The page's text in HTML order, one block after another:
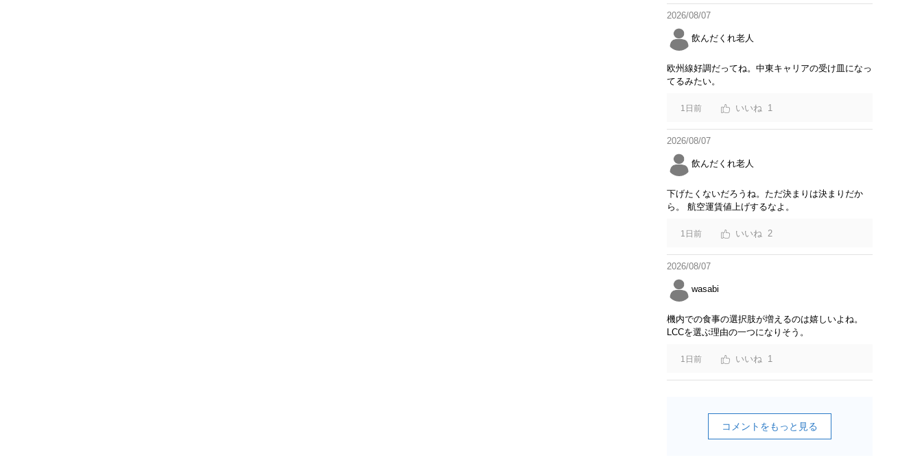
2026/08/07
飲んだくれ老人
欧州線好調だってね。中東キャリアの受け皿になっ
てるみたい。
1日前 1
2026/08/07
飲んだくれ老人
下げたくないだろうね。ただ決まりは決まりだか
ら。 航空運賃値上げするなよ。
1日前 2
2026/08/07
wasabi
機内での食事の選択肢が増えるのは嬉しいよね。
LCCを選ぶ理由の一つになりそう。
1日前 1
コメントをもっと見る